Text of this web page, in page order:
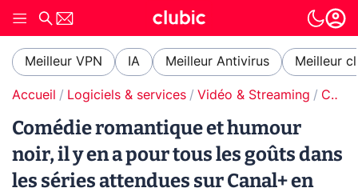
Meilleur VPN IA Meilleur Antivirus Meilleur
Accueil Logiciels & services Vidéo & Streaming Canal+
Comédie romantique et humour
noir, il y en a pour tous les goûts dans
les séries attendues sur Canal+ en